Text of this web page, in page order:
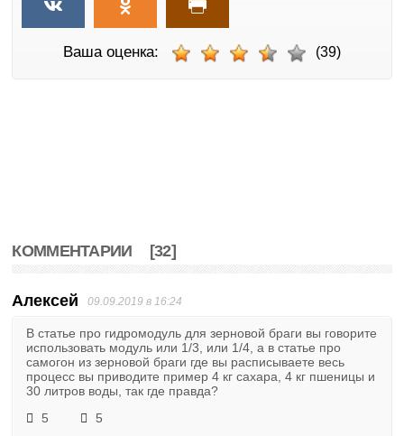
Ваша оценка: (39)
КОММЕНТАРИИ [32]
Алексей 09.09.2019 в 16:24
В статье про гидромодуль для зерновой браги вы говорите
использовать модуль или 1/3, или 1/4, а в статье про
самогон из зерновой браги где вы расписываете весь
процесс вы приводите пример 4 кг сахара, 4 кг пшеницы и
30 литров воды, так где правда?
5
5